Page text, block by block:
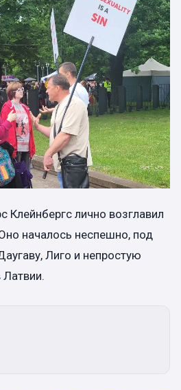
Клейнбергс лично возглавил
началось неспешно, под
Лиго и непростую
Латвии.